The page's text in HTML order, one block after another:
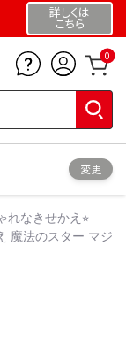
詳しくは
こちら
0
変更
れなきせかえ⭐︎
魔法のスター マジ